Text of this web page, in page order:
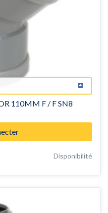
110MM F / F SN8
Disponibilité